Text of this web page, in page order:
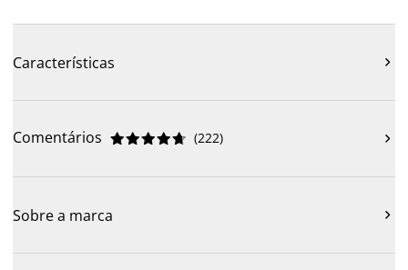
Características 
Comentários 




 (222) 
Sobre a marca 